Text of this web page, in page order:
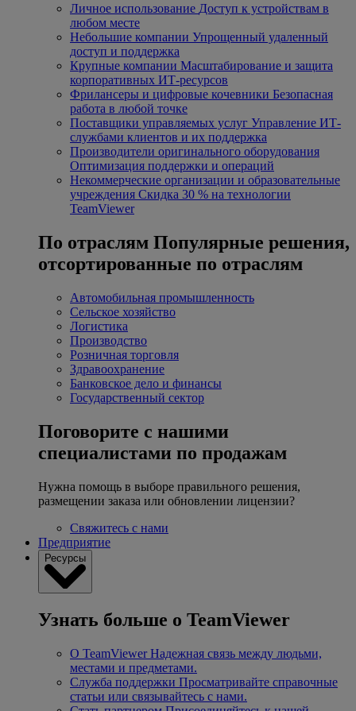
Личное использование Доступ к устройствам в
любом месте
Небольшие компании Упрощенный удаленный
доступ и поддержка
Крупные компании Масштабирование и защита
корпоративных ИТ-ресурсов
Фрилансеры и цифровые кочевники Безопасная
работа в любой точке
Поставщики управляемых услуг Управление ИТ-
службами клиентов и их поддержка
Производители оригинального оборудования
Оптимизация поддержки и операций
Некоммерческие организации и образовательные
учреждения Скидка 30 % на технологии
TeamViewer
По отраслям Популярные решения,
отсортированные по отраслям
Автомобильная промышленность
Сельское хозяйство
Логистика
Производство
Розничная торговля
Здравоохранение
Банковское дело и финансы
Государственный сектор
Поговорите с нашими
специалистами по продажам
Нужна помощь в выборе правильного решения,
размещении заказа или обновлении лицензии?
Свяжитесь с нами
Предприятие
Ресурсы
Узнать больше о TeamViewer
О TeamViewer Надежная связь между людьми,
местами и предметами.
Служба поддержки Просматривайте справочные
статьи или связывайтесь с нами.